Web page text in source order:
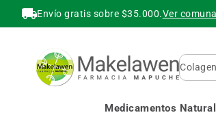
Envío gratis sobre $35.000.Ver
Buscar
Medicamentos